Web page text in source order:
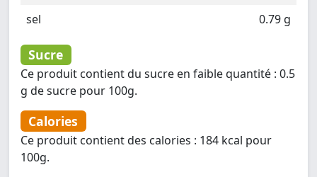
sel
0.79 g
Sucre
Ce produit contient du sucre en faible quantité : 0.5
g de sucre pour 100g.
Calories
Ce produit contient des calories : 184 kcal pour
100g.